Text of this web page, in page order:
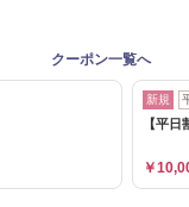
クーポン一覧へ
新規
【平
￥